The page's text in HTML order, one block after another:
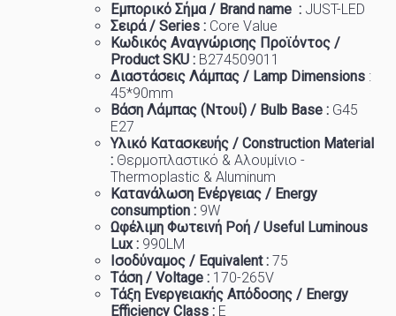
Εμπορικό Σήμα / Brand name : JUST-LED
Σειρά / Series : Core Value
Κωδικός Αναγνώρισης Προϊόντος /
Product SKU : B274509011
Διαστάσεις Λάμπας / Lamp Dimensions :
45*90mm
Βάση Λάμπας (Ντουί) / Bulb Base : G45
E27
Υλικό Κατασκευής / Construction Material
: Θερμοπλαστικό & Αλουμίνιο -
Thermoplastic & Aluminum
Κατανάλωση Ενέργειας / Energy
consumption : 9W
Ωφέλιμη Φωτεινή Ροή / Useful Luminous
Lux : 990LM
Ισοδύναμος / Equivalent : 75
Τάση / Voltage : 170-265V
Τάξη Ενεργειακής Απόδοσης / Energy
Efficiency Class : Ε